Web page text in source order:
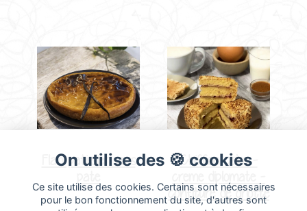
Flan patissier sans
Chiffon cake -
confiture de griotte
On utilise des 🍪 cookies
Ce site utilise des cookies. Certains sont nécessaires
pour le bon fonctionnement du site, d'autres sont